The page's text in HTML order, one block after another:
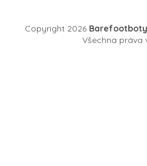
Copyright 2026
Všechna práva